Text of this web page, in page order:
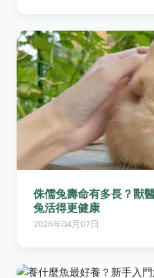
侏儒兔壽命有多長？獸
兔活得更健康
2026年04月07日